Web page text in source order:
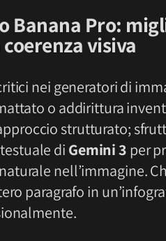
Banana Pro:
visiva
nei generatori di
o addirittura
strutturato;
di Gemini 3 per
nell’immagine.
paragrafo in